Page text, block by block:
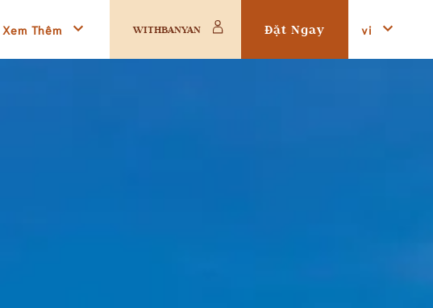
Xem Thêm WITHBANYAN Đặt Ngay vi